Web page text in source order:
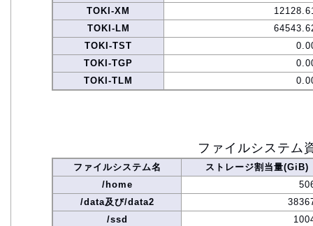
TOKI-XM
TOKI-LM
TOKI-TST
TOKI-TGP
TOKI-TLM
ファイルシステム
ファイルシステム名
ストレージ割当量(GiB)
/home
/data及び/data2
/ssd